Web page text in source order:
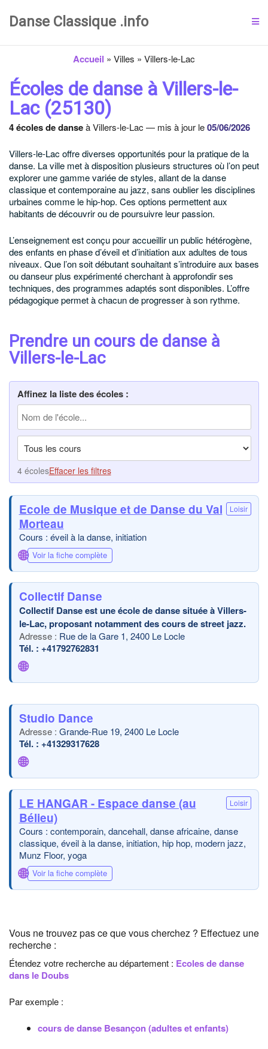
Danse Classique .info
Accueil » Villes » Villers-le-Lac
Écoles de danse à Villers-le-
Lac (25130)
4 écoles de danseà Villers-le-Lac — mis à jour le05/06/2026
Villers-le-Lac offre diverses opportunités pour la pratique de la
danse. La ville met à disposition plusieurs structures où l’on peut
explorer une gamme variée de styles, allant de la danse
classique et contemporaine au jazz, sans oublier les disciplines
urbaines comme le hip-hop. Ces options permettent aux
habitants de découvrir ou de poursuivre leur passion.
L’enseignement est conçu pour accueillir un public hétérogène,
des enfants en phase d’éveil et d’initiation aux adultes de tous
niveaux. Que l’on soit débutant souhaitant s’introduire aux bases
ou danseur plus expérimenté cherchant à approfondir ses
techniques, des programmes adaptés sont disponibles. L’offre
pédagogique permet à chacun de progresser à son rythme.
Prendre un cours de danse à
Villers-le-Lac
Affinez la liste des écoles :
4 écolesEffacer les filtres
Ecole de Musique et de Danse du Val
Morteau
Loisir
Cours : éveil à la danse, initiation
🌐 Voir la fiche complète
Collectif Danse
Collectif Danse est une école de danse située à Villers-
le-Lac, proposant notamment des cours de street jazz.
Rue de la Gare 1, 2400 Le Locle
+41792762831
🌐
Studio Dance
Grande-Rue 19, 2400 Le Locle
+41329317628
🌐
LE HANGAR - Espace danse (au
Bélieu)
Loisir
Cours : contemporain, dancehall, danse africaine, danse
classique, éveil à la danse, initiation, hip hop, modern jazz,
Munz Floor, yoga
🌐 Voir la fiche complète
Vous ne trouvez pas ce que vous cherchez ? Effectuez une
recherche :
Étendez votre recherche au département : Ecoles de danse
dans le Doubs
Par exemple :
cours de danse Besançon (adultes et enfants)